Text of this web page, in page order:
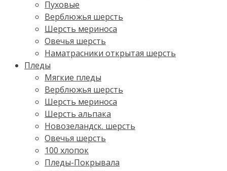
Пуховые
Верблюжья шерсть
Шерсть мериноса
Овечья шерсть
Наматрасники открытая шерсть
Пледы
Мягкие пледы
Верблюжья шерсть
Шерсть мериноса
Шерсть альпака
Новозеландск. шерсть
Овечья шерсть
100 хлопок
Пледы-Покрывала